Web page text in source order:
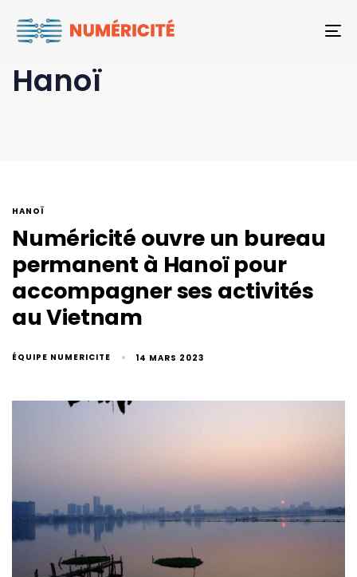
Hanoï
HANOÏ
Numéricité ouvre un bureau
permanent à Hanoï pour
accompagner ses activités
au Vietnam
ÉQUIPE NUMERICITE 14 MARS 2023